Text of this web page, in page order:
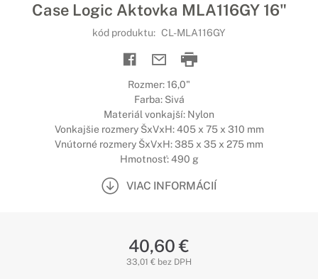
Case Logic Aktovka MLA116GY 16"
kód produktu: CL-MLA116GY
Rozmer: 16,0"
Farba: Sivá
Materiál vonkajší: Nylon
Vonkajšie rozmery ŠxVxH: 405 x 75 x 310 mm
Vnútorné rozmery ŠxVxH: 385 x 35 x 275 mm
Hmotnosť: 490 g
VIAC INFORMÁCIÍ
40,60 €
33,01 € bez DPH